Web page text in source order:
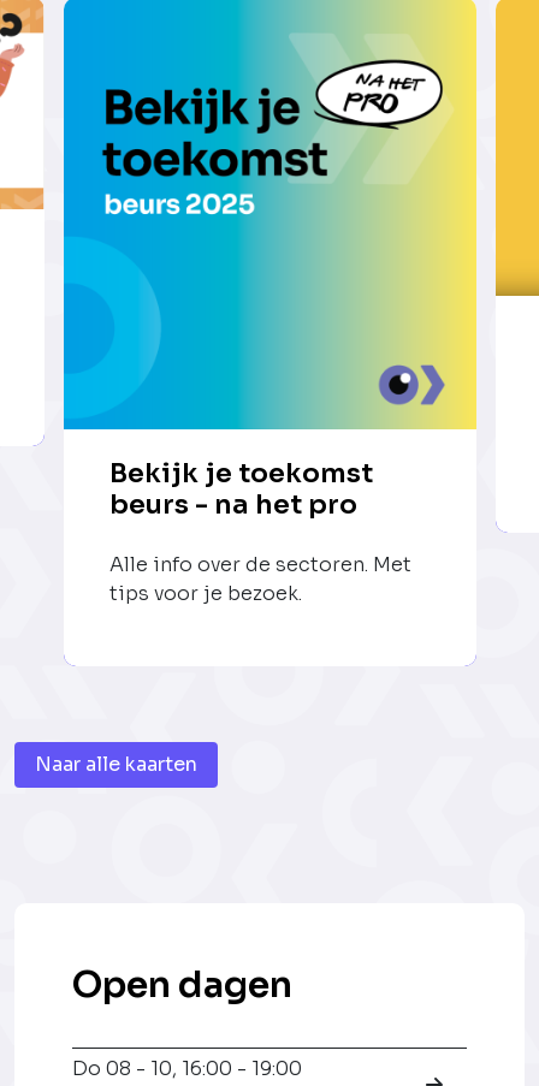
Bekijk je toekomst
beurs - na het pro
Alle info over de sectoren. Met
tips voor je bezoek.
Naar alle kaarten
Open dagen
Do 08 - 10, 16:00 - 19:00